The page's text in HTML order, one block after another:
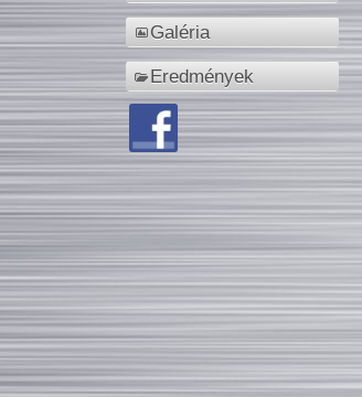
Galéria
Eredmények